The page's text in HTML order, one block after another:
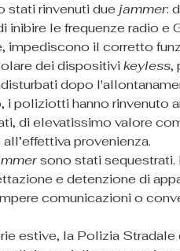
stati rinvenuti due jammer:
inibire le frequenze radio e
impediscono il corretto
dei dispositivi keyless,
dopo
poliziotti hanno rinvenuto
di elevatissimo valore
provenienza.
sono stati sequestrati.
e detenzione di
comunicazioni o
estive, la Polizia